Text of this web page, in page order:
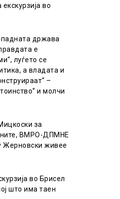
во
држава
е
луѓето се
а владата и
–
и молчи
за
ВМРО-ДПМНЕ
Жерновски живее
во Брисел
што има таен